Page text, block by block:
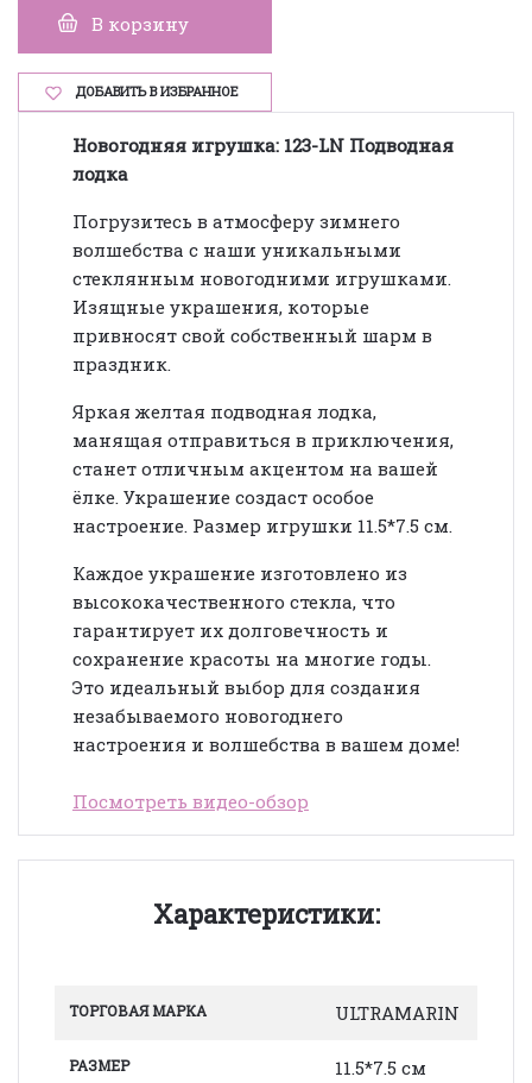
В корзину
ДОБАВИТЬ В ИЗБРАННОЕ
Новогодняя игрушка: 123-LN Подводная
лодка
Погрузитесь в атмосферу зимнего
волшебства с наши уникальными
стеклянным новогодними игрушками.
Изящные украшения, которые
привносят свой собственный шарм в
праздник.
Яркая желтая подводная лодка,
манящая отправиться в приключения,
станет отличным акцентом на вашей
ёлке. Украшение создаст особое
настроение. Размер игрушки 11.5*7.5 см.
Каждое украшение изготовлено из
высококачественного стекла, что
гарантирует их долговечность и
сохранение красоты на многие годы.
Это идеальный выбор для создания
незабываемого новогоднего
настроения и волшебства в вашем доме!
Посмотреть видео-обзор
Характеристики:
ТОРГОВАЯ МАРКА ULTRAMARIN
РАЗМЕР 11.5*7.5 см